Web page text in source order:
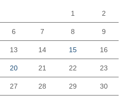
1 2
6 7 8 9
13 14 15 16
20 21 22 23
27 28 29 30